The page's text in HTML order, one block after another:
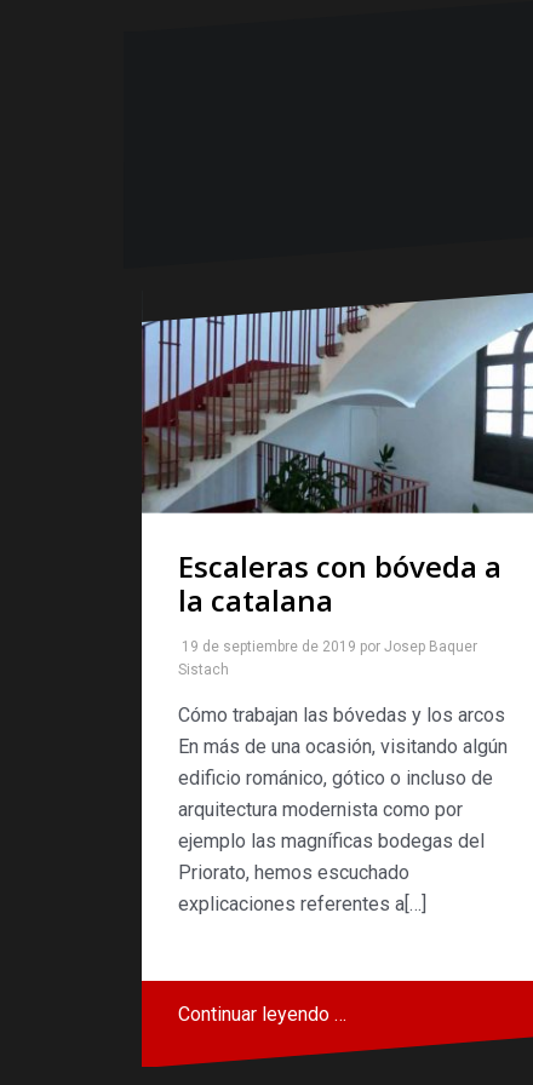
Escaleras con bóveda a
la catalana
19 de septiembre de 2019 por Josep Baquer
Sistach
Cómo trabajan las bóvedas y los arcos
En más de una ocasión, visitando algún
edificio románico, gótico o incluso de
arquitectura modernista como por
ejemplo las magníficas bodegas del
Priorato, hemos escuchado
explicaciones referentes a[…]
Continuar leyendo …